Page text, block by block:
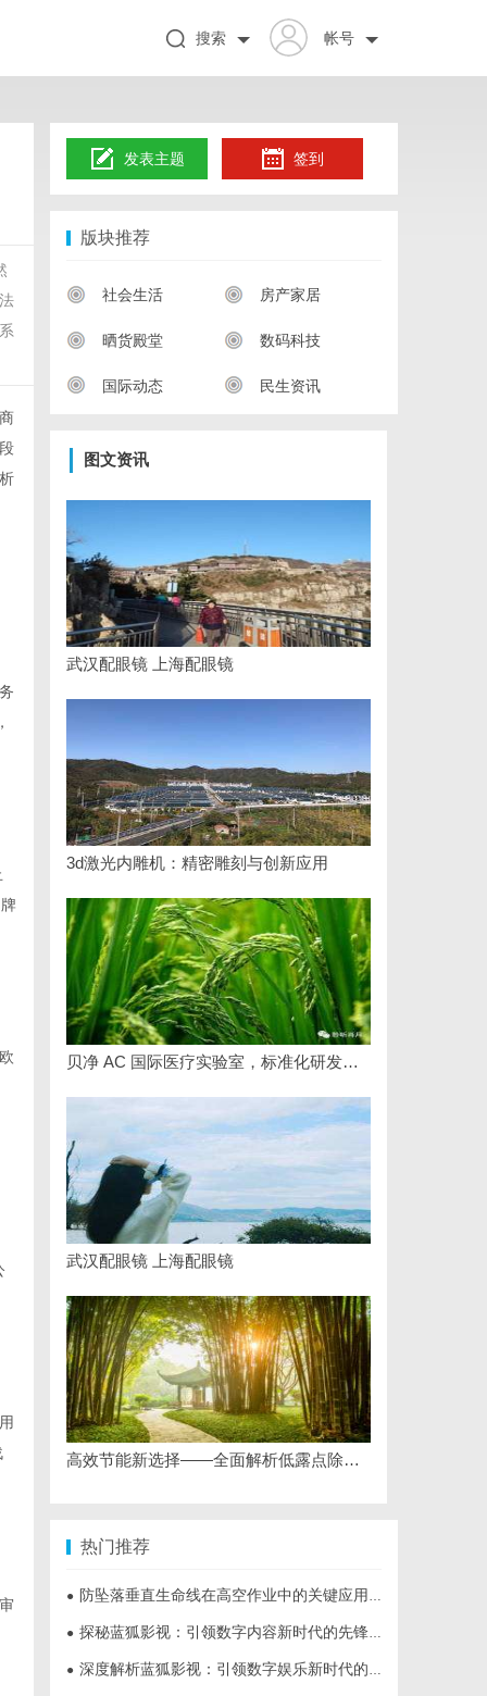
帐号
搜索
发表主题 签到
版块推荐
社会生活 房产家居
晒货殿堂 数码科技
国际动态 民生资讯
图文资讯
武汉配眼镜 上海配眼镜
3d激光内雕机：精密雕刻与创新应用
贝净 AC 国际医疗实验室，标准化研发体系全解析
武汉配眼镜 上海配眼镜
高效节能新选择——全面解析低露点除湿机的应用与优势
热门推荐
● 防坠落垂直生命线在高空作业中的关键应用与安全保障
● 探秘蓝狐影视：引领数字内容新时代的先锋平台
● 深度解析蓝狐影视：引领数字娱乐新时代的先锋力量